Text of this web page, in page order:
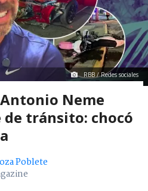
RBB / Redes sociales
Neme
tránsito: chocó
Poblete